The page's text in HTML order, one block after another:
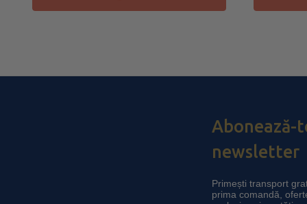
Abonează-
newsletter
Primești transport
prima comandă,